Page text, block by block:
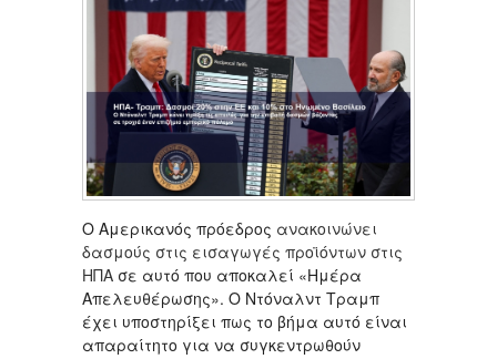
Ο Αμερικανός πρόεδρος ανακοινώνει
δασμούς στις εισαγωγές προϊόντων στις
ΗΠΑ σε αυτό που αποκαλεί «Ημέρα
Απελευθέρωσης». Ο Ντόναλντ Τραμπ
έχει υποστηρίξει πως το βήμα αυτό είναι
απαραίτητο για να συγκεντρωθούν